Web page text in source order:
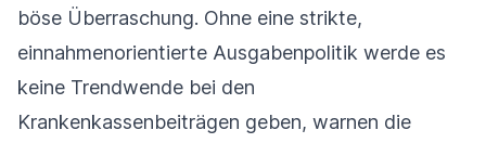
böse Überraschung. Ohne eine strikte,
einnahmenorientierte Ausgabenpolitik werde es
keine Trendwende bei den
Krankenkassenbeiträgen geben, warnen die